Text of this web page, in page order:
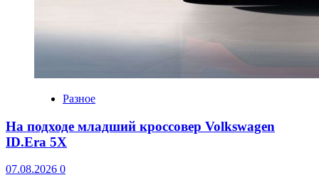
Разное
На подходе младший кроссовер Volkswagen
ID.Era 5X
07.08.2026 0